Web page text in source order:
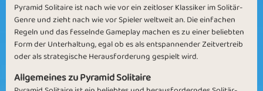
Pyramid Solitaire ist nach wie vor ein zeitloser Klassiker im Solitär-
Genre und zieht nach wie vor Spieler weltweit an. Die einfachen
Regeln und das fesselnde Gameplay machen es zu einer beliebten
Form der Unterhaltung, egal ob es als entspannender Zeitvertreib
oder als strategische Herausforderung gespielt wird.
Allgemeines zu Pyramid Solitaire